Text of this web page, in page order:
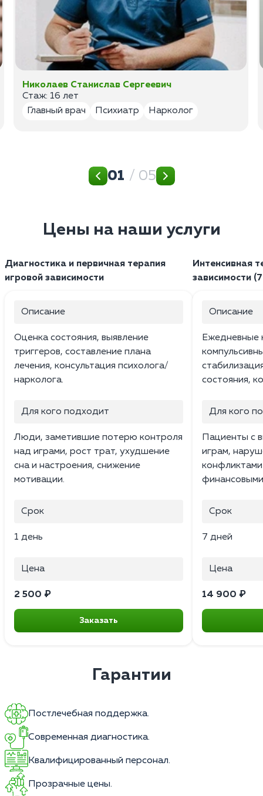
Николаев Станислав Сергеевич
Стаж: 16 лет
Главный врач
Психиатр Нарколог
01 / 05
Цены на наши услуги
Диагностика и первичная терапия
игровой зависимости
Описание
Оценка состояния, выявление
триггеров, составление плана
лечения, консультация психолога/
нарколога.
Для кого подходит
Люди, заметившие потерю контроля
над играми, рост трат, ухудшение
сна и настроения, снижение
мотивации.
Срок
1 день
Цена
2 500 ₽
Заказать
Интенсивная
зависимости
Описание
Ежедневные
состояния,
Для кого
Пациенты с
играм,
Срок
7 дней
Цена
14 900 ₽
Гарантии
Постлечебная поддержка.
Современная диагностика.
Квалифицированный персонал.
Прозрачные цены.